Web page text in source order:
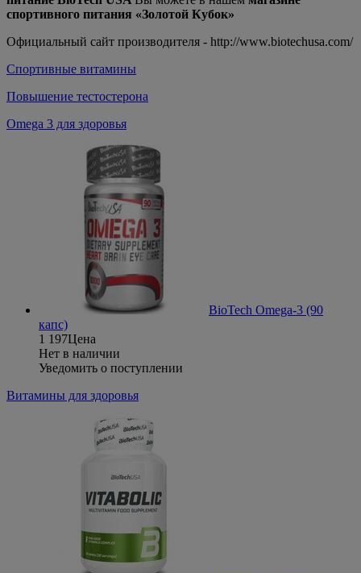
спортивного питания «Золотой Кубок»
Официальный сайт производителя - http://www.biotechusa.com/
Спортивные витамины
Повышение тестостерона
Omega 3 для здоровья
BioTech Omega-3 (90
капс)
1 197Цена
Нет в наличии
Уведомить о поступлении
Витамины для здоровья